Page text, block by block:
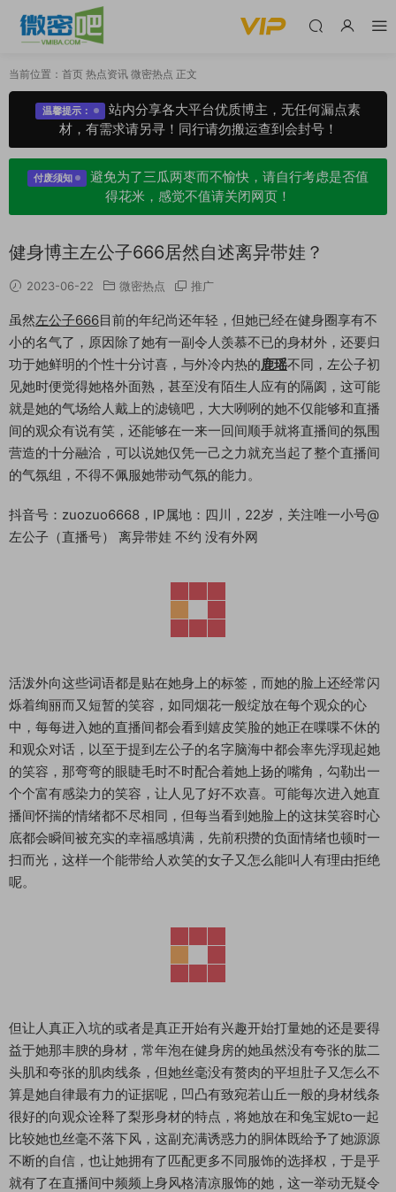
当前位置： 首页 热点资讯 微密热点 正文
温馨提示：
站内分享各大平台优质博主，无任何漏点素
材，有需求请另寻！同行请勿搬运查到会封号！
付废须知
避免为了三瓜两枣而不愉快，请自行考虑是否值
得花米，感觉不值请关闭网页！
健身博主左公子666居然自述离异带娃？
2023-06-22 微密热点 推广
虽然左公子666目前的年纪尚还年轻，但她已经在健身圈享有不
小的名气了，原因除了她有一副令人羡慕不已的身材外，还要归
功于她鲜明的个性十分讨喜，与外冷内热的鹿瑶不同，左公子初
见她时便觉得她格外面熟，甚至没有陌生人应有的隔阂，这可能
就是她的气场给人戴上的滤镜吧，大大咧咧的她不仅能够和直播
间的观众有说有笑，还能够在一来一回间顺手就将直播间的氛围
营造的十分融洽，可以说她仅凭一己之力就充当起了整个直播间
的气氛组，不得不佩服她带动气氛的能力。
抖音号：zuozuo6668，IP属地：四川，22岁，关注唯一小号@
左公子（直播号） 离异带娃 不约 没有外网
活泼外向这些词语都是贴在她身上的标签，而她的脸上还经常闪
烁着绚丽而又短暂的笑容，如同烟花一般绽放在每个观众的心
中，每每进入她的直播间都会看到嬉皮笑脸的她正在喋喋不休的
和观众对话，以至于提到左公子的名字脑海中都会率先浮现起她
的笑容，那弯弯的眼睫毛时不时配合着她上扬的嘴角，勾勒出一
个个富有感染力的笑容，让人见了好不欢喜。可能每次进入她直
播间怀揣的情绪都不尽相同，但每当看到她脸上的这抹笑容时心
底都会瞬间被充实的幸福感填满，先前积攒的负面情绪也顿时一
扫而光，这样一个能带给人欢笑的女子又怎么能叫人有理由拒绝
呢。
但让人真正入坑的或者是真正开始有兴趣开始打量她的还是要得
益于她那丰腴的身材，常年泡在健身房的她虽然没有夸张的肱二
头肌和夸张的肌肉线条，但她丝毫没有赘肉的平坦肚子又怎么不
算是她自律最有力的证据呢，凹凸有致宛若山丘一般的身材线条
很好的向观众诠释了梨形身材的特点，将她放在和兔宝妮to一起
比较她也丝毫不落下风，这副充满诱惑力的胴体既给予了她源源
不断的自信，也让她拥有了匹配更多不同服饰的选择权，于是乎
就有了在直播间中频频上身风格清凉服饰的她，这一举动无疑令